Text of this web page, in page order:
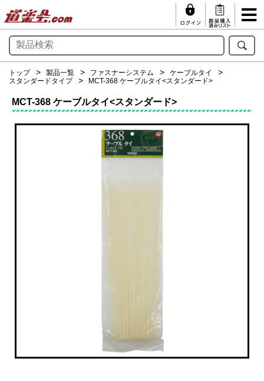
トップ 製品一覧 ファスナーシステム
ケーブルタイ
スタンダードタイプ
MCT-368 ケーブルタイ<スタンダード>
MCT-368 ケーブルタイ<スタンダード>